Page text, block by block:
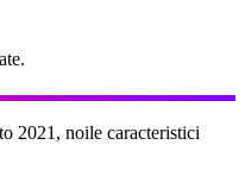
2021, noile caracteristici